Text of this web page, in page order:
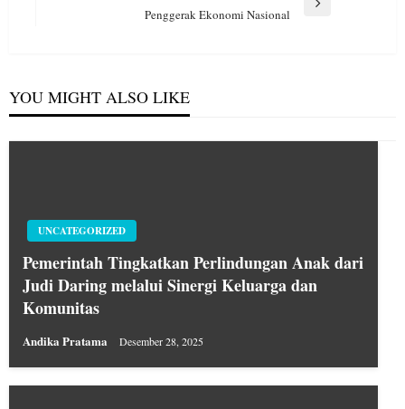
Penggerak Ekonomi Nasional
YOU MIGHT ALSO LIKE
UNCATEGORIZED
Pemerintah Tingkatkan Perlindungan Anak dari
Judi Daring melalui Sinergi Keluarga dan
Komunitas
Andika Pratama Desember 28, 2025